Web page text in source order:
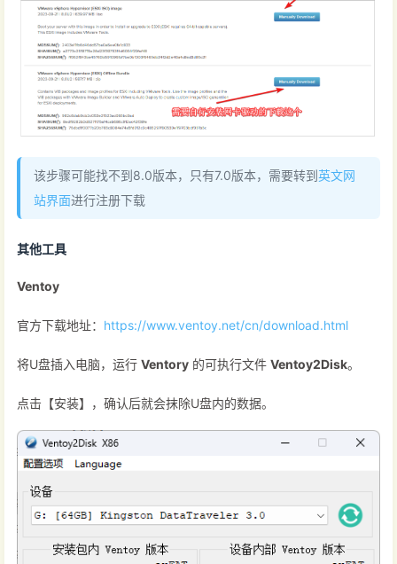
该步骤可能找不到8.0版本，只有7.0版本，需要转到英文网
站界面进行注册下载
其他工具
Ventoy
官方下载地址： https://www.ventoy.net/cn/download.html
将U盘插入电脑，运行 Ventory 的可执行文件 Ventoy2Disk。
点击【安装】，确认后就会抹除U盘内的数据。